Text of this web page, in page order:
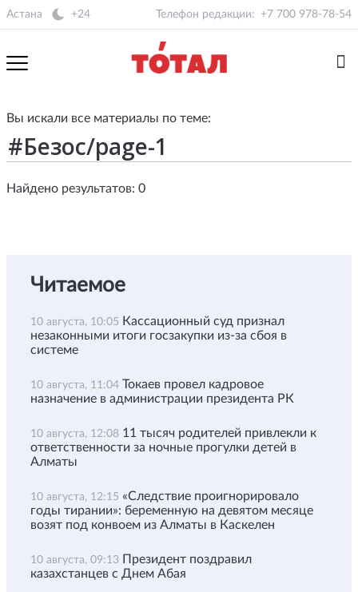
Астана +24 Телефон редакции: +7 700 978-78-54
Вы искали все материалы по теме:
Найдено результатов: 0
Читаемое
10 августа, 10:05 Кассационный суд признал
незаконными итоги госзакупки из-за сбоя в
системе
10 августа, 11:04 Токаев провел кадровое
назначение в администрации президента РК
10 августа, 12:08 11 тысяч родителей привлекли к
ответственности за ночные прогулки детей в
Алматы
10 августа, 12:15 «Следствие проигнорировало
годы тирании»: беременную на девятом месяце
возят под конвоем из Алматы в Каскелен
10 августа, 09:13 Президент поздравил
казахстанцев с Днем Абая